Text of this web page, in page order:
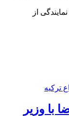
از
با وزیر